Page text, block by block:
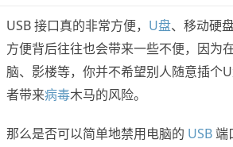
USB 接口真的非常方便， U盘、移动硬
方便背后往往也会带来一些不便，因为
脑、影楼等，你并不希望别人随意插个
者带来病毒木马的风险。
那么是否可以简单地禁用电脑的 USB端